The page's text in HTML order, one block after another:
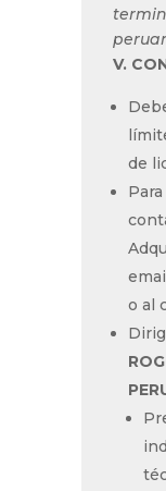
V.
de
o al